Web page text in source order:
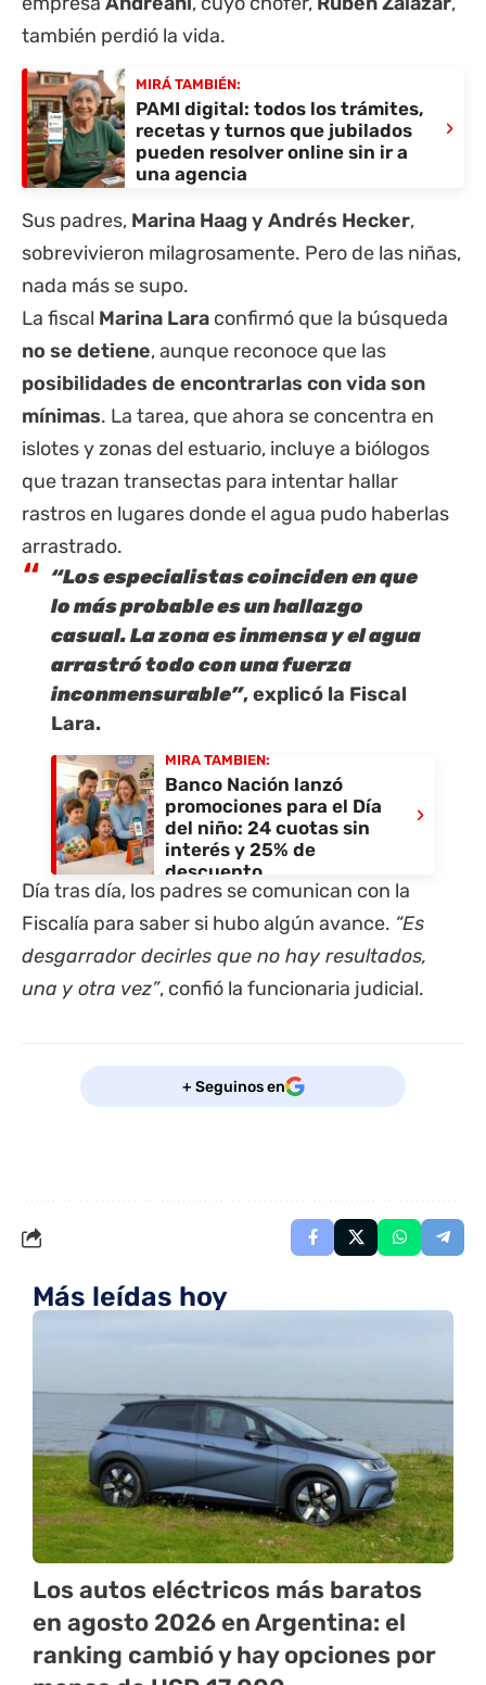
también perdió la vida.
MIRÁ TAMBIÉN:
PAMI digital: todos los trámites,
recetas y turnos que jubilados
pueden resolver online sin ir a
una agencia
›
Sus padres, Marina Haag y Andrés Hecker,
sobrevivieron milagrosamente. Pero de las niñas,
nada más se supo.
La fiscal Marina Lara confirmó que la búsqueda
no se detiene, aunque reconoce que las
posibilidades de encontrarlas con vida son
mínimas. La tarea, que ahora se concentra en
islotes y zonas del estuario, incluye a biólogos
que trazan transectas para intentar hallar
rastros en lugares donde el agua pudo haberlas
arrastrado.
“Los especialistas coinciden en que
lo más probable es un hallazgo
casual. La zona es inmensa y el agua
arrastró todo con una fuerza
inconmensurable”, explicó la Fiscal
Lara.
MIRÁ TAMBIÉN:
Banco Nación lanzó
promociones para el Día
del niño: 24 cuotas sin
interés y 25% de
descuento
›
Día tras día, los padres se comunican con la
Fiscalía para saber si hubo algún avance. “Es
desgarrador decirles que no hay resultados,
una y otra vez”, confió la funcionaria judicial.
+ Seguinos en
Más leídas hoy
Los autos eléctricos más baratos
en agosto 2026 en Argentina: el
ranking cambió y hay opciones por